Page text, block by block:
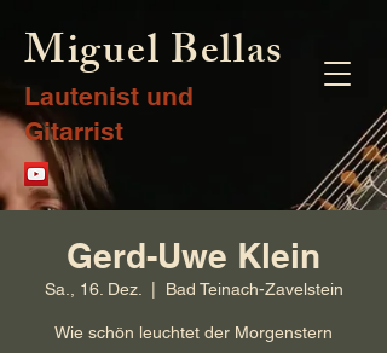
Miguel Bellas
Lautenist und
Gitarrist
Gerd-Uwe Klein
Sa., 16. Dez. Bad Teinach-Zavelstein
Wie schön leuchtet der Morgenstern